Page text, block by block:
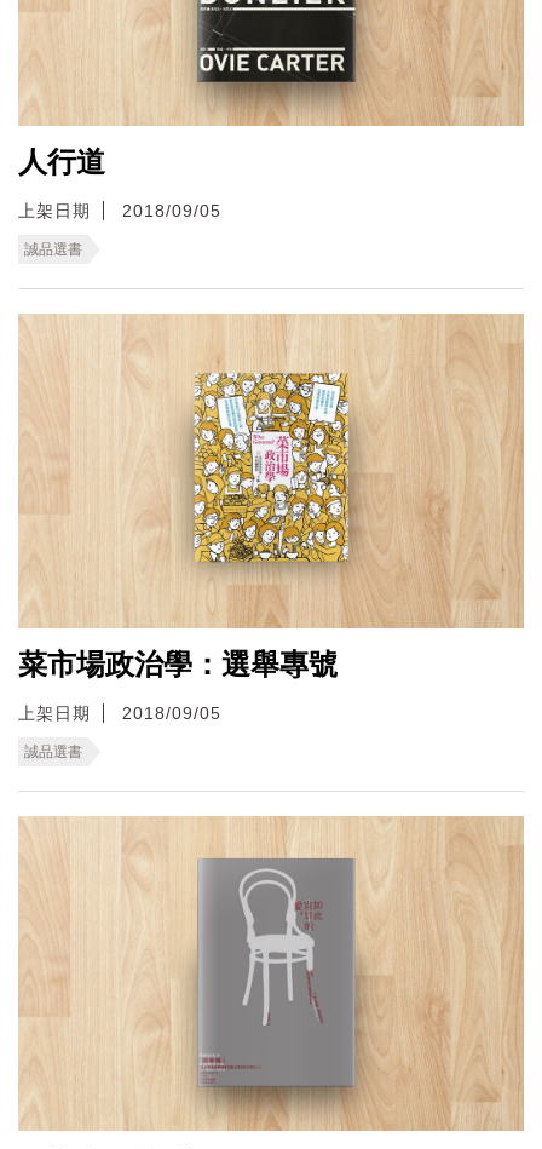
人行道
上架日期 2018/09/05
誠品選書
菜市場政治學：選舉專號
上架日期 2018/09/05
誠品選書